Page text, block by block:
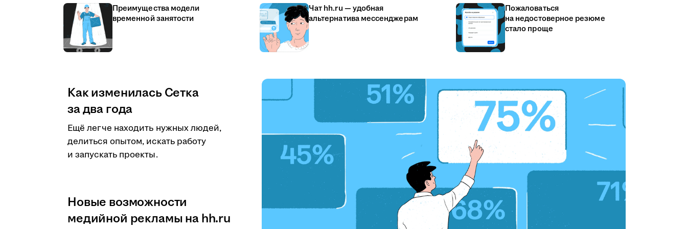
Преимущества модели
временной занятости
Чат hh.ru — удобная
альтернатива мессенджерам
Пожаловаться
на недостоверное резюме
стало проще
Как изменилась Сетка
за два года
Ещё легче находить нужных людей,
делиться опытом, искать работу
и запускать проекты.
Новые возможности
медийной рекламы на hh.ru